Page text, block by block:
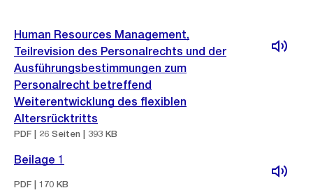
Human Resources Management,
Teilrevision des Personalrechts und der
Ausführungsbestimmungen zum
Personalrecht betreffend
Weiterentwicklung des flexiblen
Altersrücktritts
PDF | 26 Seiten | 393 KB
Beilage 1
PDF | 170 KB